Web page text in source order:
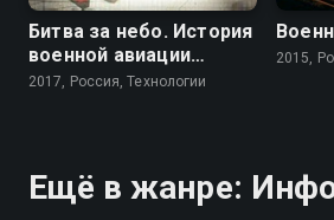
Битва за небо. История
военной авиации
России
2017, Россия, Технологии
2015,
Ещё в жанре: